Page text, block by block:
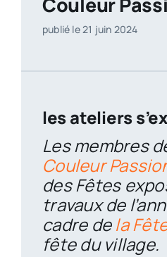
Couleur
publié le 21 juin 2024
les ateliers
Les membres
Couleur
des Fêtes
travaux de
cadre dela
fête du village.